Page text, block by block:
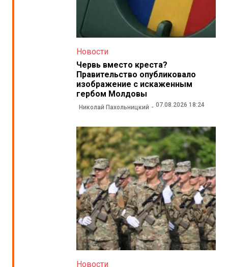
Новости
Червь вместо креста?
Правительство опубликовало
изображение с искаженным
гербом Молдовы
Николай Пахольницкий 07.08.2026 18:24
Новости